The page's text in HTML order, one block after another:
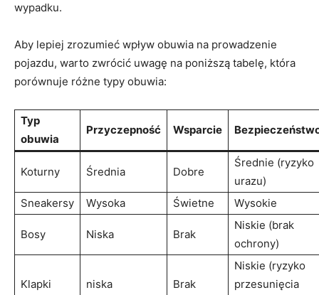
wypadku.
Aby lepiej zrozumieć wpływ obuwia na prowadzenie
pojazdu, warto zwrócić uwagę na poniższą tabelę, która
porównuje różne typy obuwia:
Typ
obuwia
Przyczepność Wsparcie
Koturny Średnia Dobre
Średnie (ryzyko
urazu)
Sneakersy
Wysoka Świetne Wysokie
Bosy Niska Brak
Niskie (brak
ochrony)
Klapki niska Brak
Niskie (ryzyko
przesunięcia